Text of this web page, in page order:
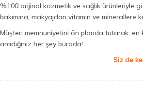
%100 orijinal kozmetik ve sağlık ürünleriyle
bakımına, makyajdan vitamin ve minerallere
Müşteri memnuniyetini ön planda tutarak, en
aradığınız her şey burada!
Siz de